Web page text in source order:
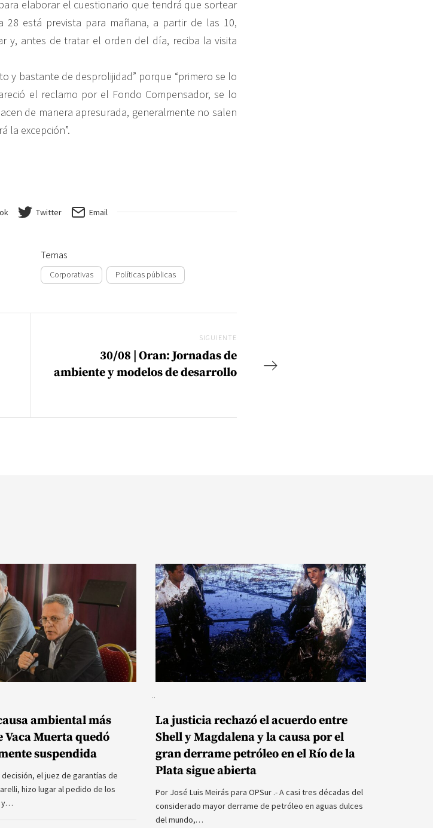
elaborar el cuestionario que tendrá que sortear
28 está prevista para mañana, a partir de las 10,
y, antes de tratar el orden del día, reciba la visita
y bastante de desprolijidad” porque “primero se lo
el reclamo por el Fondo Compensador, se lo
de manera apresurada, generalmente no salen
la excepción”.
Twitter Email
Temas
Corporativas Políticas públicas
SIGUIENTE
30/08 | Oran: Jornadas de
ambiente y modelos de desarrollo
ambiental más
Muerta quedó
suspendida
el juez de garantías de
hizo lugar al pedido de los
y…
La justicia rechazó el acuerdo entre
Shell y Magdalena y la causa por el
gran derrame petróleo en el Río de la
Plata sigue abierta
Por José Luis Meirás para OPSur .- A casi tres décadas del
considerado mayor derrame de petróleo en aguas dulces
del mundo,…